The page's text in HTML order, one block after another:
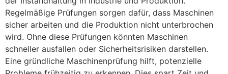
Regelmäßige Prüfungen sorgen dafür, dass Maschinen
sicher arbeiten und die Produktion nicht unterbrochen
wird. Ohne diese Prüfungen könnten Maschinen
schneller ausfallen oder Sicherheitsrisiken darstellen.
Eine gründliche Maschinenprüfung hilft, potenzielle